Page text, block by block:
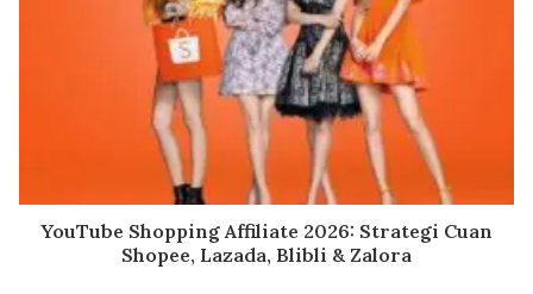
YouTube Shopping Affiliate 2026: Strategi Cuan
Shopee, Lazada, Blibli & Zalora